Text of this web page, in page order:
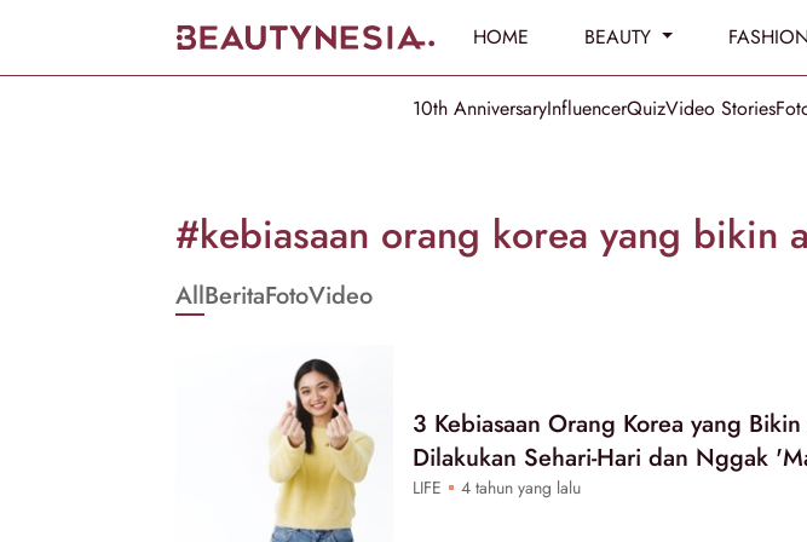
HOME BEAUTY
10th AnniversaryInfluencerQuizVideo Stories
[GET_DATA_TITLE]
Beautynesia
#kebiasaan orang korea yang bikin
AllBeritaFotoVideo
3 Kebiasaan Orang Korea yang
Dilakukan Sehari-Hari dan Nggak
LIFE 4 tahun yang lalu